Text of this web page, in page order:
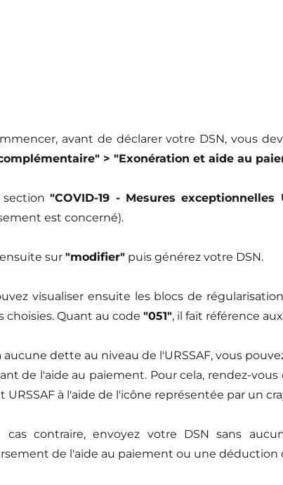
avant de déclarer votre DSN, vous
> "Exonération et aide au
section"COVID-19 - Mesures exceptionnelles
est concerné).
sur "modifier" puis générez votre DSN.
visualiser ensuite les blocs de
choisies. Quant au code "051", il fait référence
aucune dette au niveau de l'URSSAF, vous
de l'aide au paiement. Pour cela, rendez-
URSSAF à l'aide de l'icône représentée par un
cas contraire, envoyez votre DSN sans
de l'aide au paiement ou une déduction